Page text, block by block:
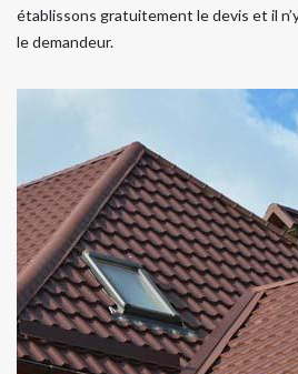
établissons gratuitement le devis et il
le demandeur.